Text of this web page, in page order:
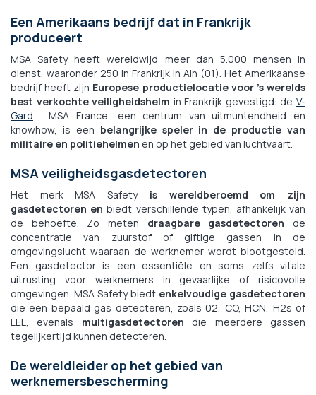
Een Amerikaans bedrijf dat in Frankrijk
produceert
MSA Safety heeft wereldwijd meer dan 5.000 mensen in
dienst, waaronder 250 in Frankrijk in Ain (01). Het Amerikaanse
bedrijf heeft zijn Europese productielocatie voor 's werelds
best verkochte veiligheidshelm in Frankrijk gevestigd: deV-
Gard . MSA France, een centrum van uitmuntendheid en
knowhow, is een belangrijke speler in de productie van
militaire en politiehelmen en op het gebied van luchtvaart.
MSA veiligheidsgasdetectoren
Het merk MSA Safety is wereldberoemd om zijn
gasdetectoren en biedt verschillende typen, afhankelijk van
de behoefte. Zo meten draagbare gasdetectoren de
concentratie van zuurstof of giftige gassen in de
omgevingslucht waaraan de werknemer wordt blootgesteld.
Een gasdetector is een essentiële en soms zelfs vitale
uitrusting voor werknemers in gevaarlijke of risicovolle
omgevingen. MSA Safety biedt enkelvoudige gasdetectoren
die een bepaald gas detecteren, zoals 02, CO, HCN, H2s of
LEL, evenals multigasdetectoren die meerdere gassen
tegelijkertijd kunnen detecteren.
De wereldleider op het gebied van
werknemersbescherming